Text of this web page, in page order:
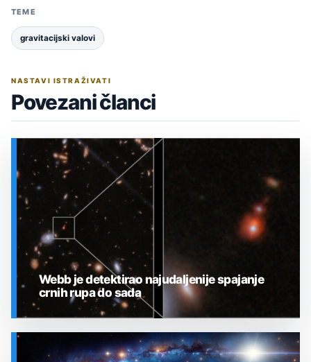
TEME
gravitacijski valovi
NASTAVI ISTRAŽIVATI
Povezani članci
SVEMIR
Webb je detektirao najudaljenije spajanje
crnih rupa do sada